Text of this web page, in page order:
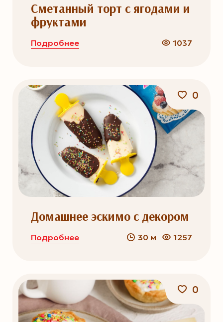
Сметанный торт с ягодами и
фруктами
Подробнее 1037
0
Домашнее эскимо с декором
Подробнее 30 м 1257
0